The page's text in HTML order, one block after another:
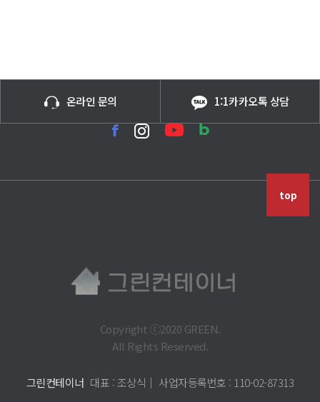
온라인 문의 1:1카카오톡 상담
top
Copyright ⓒ2020 GREEN.
All Rights Reserved.
그린컨테이너 대표 : 조상식│ 사업자등록번호 : 110-02-87313